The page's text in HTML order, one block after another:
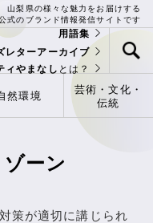
山梨県の様々な魅力をお届けする
式のブランド情報発信サイトです
用語集
レターアーカイブ
ィやまなし とは？
然環境
芸術・文化・
伝統
ーン
策が適切に講じられ